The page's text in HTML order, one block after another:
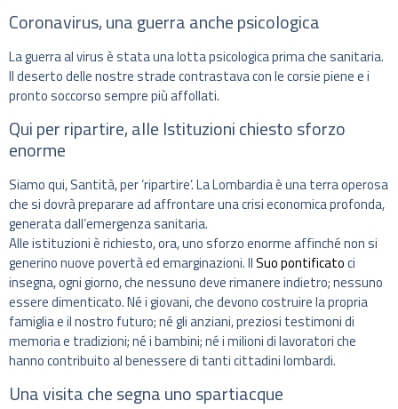
Coronavirus, una guerra anche psicologica
La guerra al virus è stata una lotta psicologica prima che sanitaria.
Il deserto delle nostre strade contrastava con le corsie piene e i
pronto soccorso sempre più affollati.
Qui per ripartire, alle Istituzioni chiesto sforzo
enorme
Siamo qui, Santità, per ‘ripartire’. La Lombardia è una terra operosa
che si dovrà preparare ad affrontare una crisi economica profonda,
generata dall’emergenza sanitaria.
Alle istituzioni è richiesto, ora, uno sforzo enorme affinché non si
generino nuove povertà ed emarginazioni. IlSuo pontificatoci
insegna, ogni giorno, che nessuno deve rimanere indietro; nessuno
essere dimenticato. Né i giovani, che devono costruire la propria
famiglia e il nostro futuro; né gli anziani, preziosi testimoni di
memoria e tradizioni; né i bambini; né i milioni di lavoratori che
hanno contribuito al benessere di tanti cittadini lombardi.
Una visita che segna uno spartiacque